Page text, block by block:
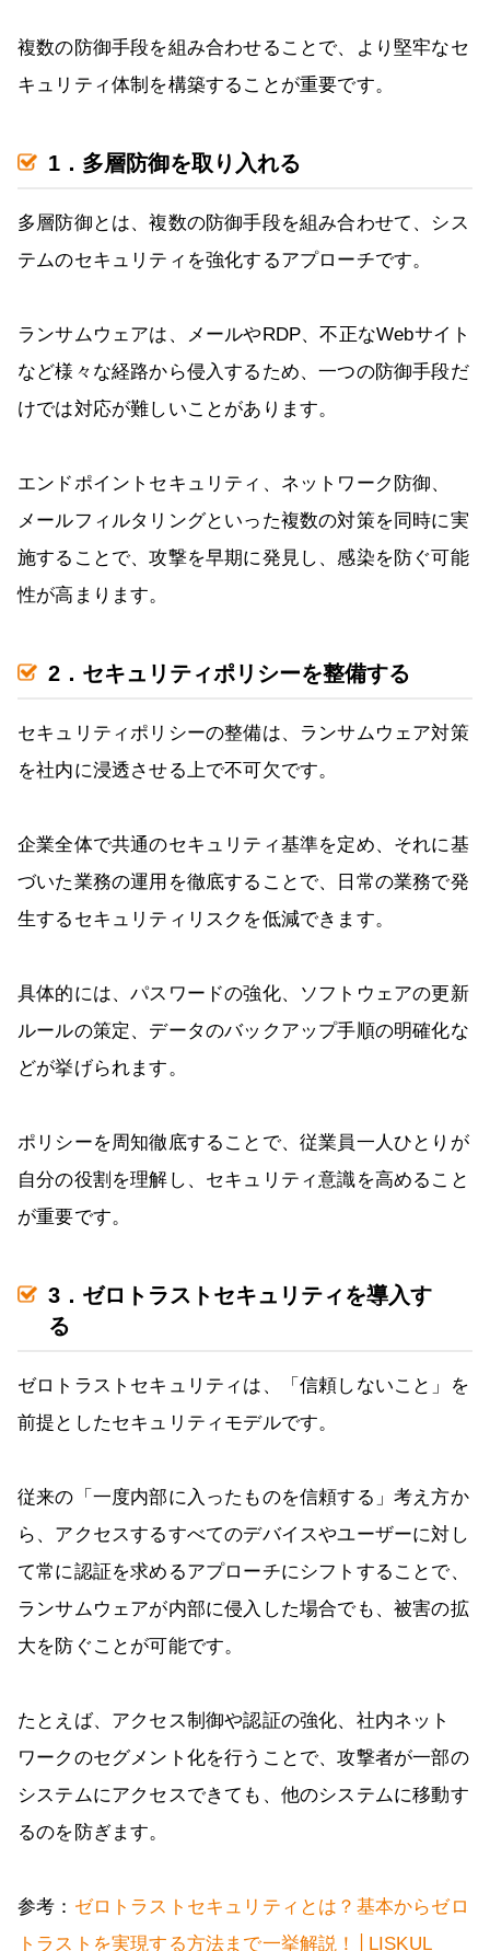
複数の防御手段を組み合わせることで、より堅牢なセ
キュリティ体制を構築することが重要です。
1．多層防御を取り入れる
多層防御とは、複数の防御手段を組み合わせて、シス
テムのセキュリティを強化するアプローチです。
ランサムウェアは、メールやRDP、不正なWebサイト
など様々な経路から侵入するため、一つの防御手段だ
けでは対応が難しいことがあります。
エンドポイントセキュリティ、ネットワーク防御、
メールフィルタリングといった複数の対策を同時に実
施することで、攻撃を早期に発見し、感染を防ぐ可能
性が高まります。
2．セキュリティポリシーを整備する
セキュリティポリシーの整備は、ランサムウェア対策
を社内に浸透させる上で不可欠です。
企業全体で共通のセキュリティ基準を定め、それに基
づいた業務の運用を徹底することで、日常の業務で発
生するセキュリティリスクを低減できます。
具体的には、パスワードの強化、ソフトウェアの更新
ルールの策定、データのバックアップ手順の明確化な
どが挙げられます。
ポリシーを周知徹底することで、従業員一人ひとりが
自分の役割を理解し、セキュリティ意識を高めること
が重要です。
3．ゼロトラストセキュリティを導入す
る
ゼロトラストセキュリティは、「信頼しないこと」を
前提としたセキュリティモデルです。
従来の「一度内部に入ったものを信頼する」考え方か
ら、アクセスするすべてのデバイスやユーザーに対し
て常に認証を求めるアプローチにシフトすることで、
ランサムウェアが内部に侵入した場合でも、被害の拡
大を防ぐことが可能です。
たとえば、アクセス制御や認証の強化、社内ネット
ワークのセグメント化を行うことで、攻撃者が一部の
システムにアクセスできても、他のシステムに移動す
るのを防ぎます。
参考： ゼロトラストセキュリティとは？基本からゼロ
トラストを実現する方法まで一挙解説！│LISKUL